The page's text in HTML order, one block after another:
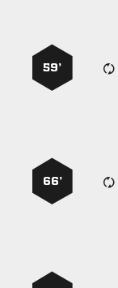
59’
66’